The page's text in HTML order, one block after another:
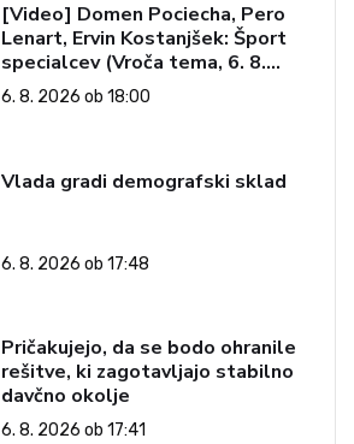
[Video] Domen Pociecha, Pero
Lenart, Ervin Kostanjšek: Šport
specialcev (Vroča tema, 6. 8.
2026)
6. 8. 2026 ob 18:00
Vlada gradi demografski sklad
6. 8. 2026 ob 17:48
Pričakujejo, da se bodo ohranile
rešitve, ki zagotavljajo stabilno
davčno okolje
6. 8. 2026 ob 17:41